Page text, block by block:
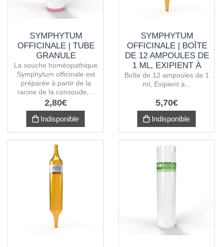
SYMPHYTUM
OFFICINALE | TUBE
GRANULE
La souche homéopathique
Symphytum officinale est
préparée à partir de la
racine de la consoude,...
2,80€
Indisponible
SYMPHYTUM
OFFICINALE | BOÎTE
DE 12 AMPOULES DE
1 ML, EXIPIENT À
L'ALCOOL
Boîte de 12 ampoules de 1
ml, Exipient à...
5,70€
Indisponible